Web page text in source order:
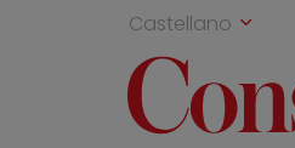
Castellano